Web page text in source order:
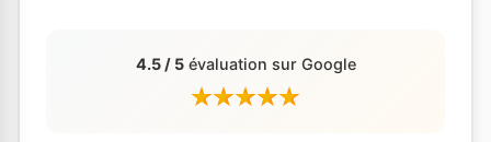
4.5 / 5évaluation sur Google